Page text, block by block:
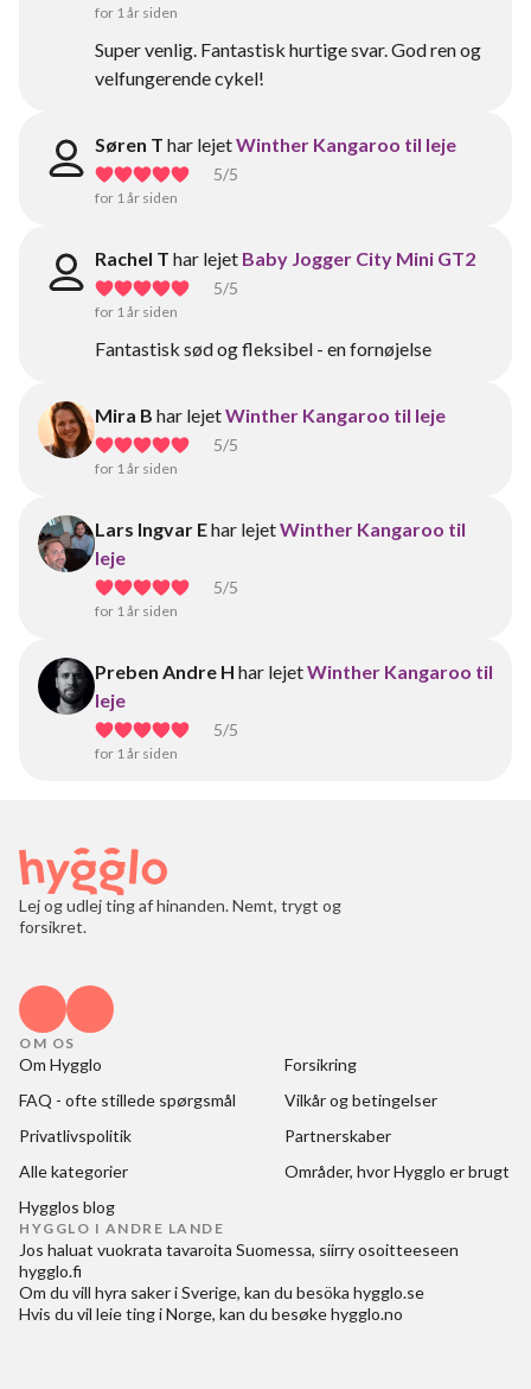
for 1 år siden
Super venlig. Fantastisk hurtige svar. God ren og
velfungerende cykel!
Søren T har lejetWinther Kangaroo til leje
5/5
for 1 år siden
Rachel T har lejet Baby Jogger City Mini GT2
5/5
for 1 år siden
Fantastisk sød og fleksibel - en fornøjelse
Mira B har lejetWinther Kangaroo til leje
5/5
for 1 år siden
Lars Ingvar Ehar lejetWinther Kangaroo til
leje
5/5
for 1 år siden
Preben Andre H har lejetWinther Kangaroo til
leje
5/5
for 1 år siden
Lej og udlej ting af hinanden. Nemt, trygt og
forsikret.
OM OS
Om Hygglo
Forsikring
FAQ - ofte stillede spørgsmål
Vilkår og betingelser
Privatlivspolitik
Partnerskaber
Alle kategorier
Områder, hvor Hygglo er brugt
Hygglos blog
HYGGLO I ANDRE LANDE
Jos haluat vuokrata tavaroita Suomessa, siirry osoitteeseen
hygglo.fi
Om du vill hyra saker i Sverige, kan du besöka hygglo.se
Hvis du vil leie ting i Norge, kan du besøkehygglo.no